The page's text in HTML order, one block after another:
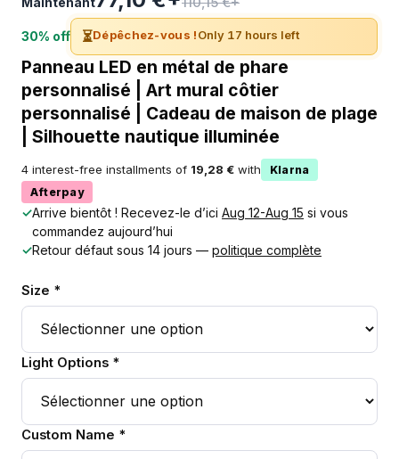
30% off ⏳Dépêchez-vous !Only 17 hours left
Panneau LED en métal de phare
personnalisé | Art mural côtier
personnalisé | Cadeau de maison de plage
| Silhouette nautique illuminée
4 interest-free installments of 19,28 € with
Klarna
Afterpay
✓Arrive bientôt ! Recevez-le d’ici Aug 12-Aug 15 si vous
commandez aujourd’hui
✓Retour défaut sous 14 jours — politique complète
Size *
Light Options *
Custom Name *